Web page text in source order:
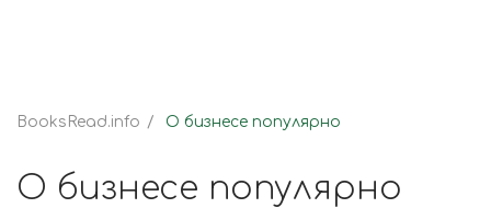
BooksRead.info О бизнесе популярно
О бизнесе популярно